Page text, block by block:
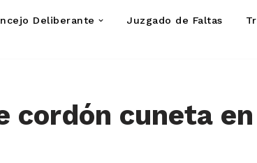
Deliberante Juzgado de Faltas
cordón cuneta